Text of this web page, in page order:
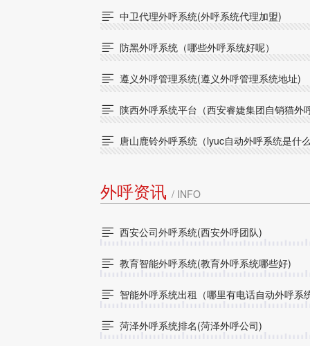
 中卫代理外呼系统(外呼系统代理加盟)
 防黑外呼系统（哪些外呼系统好呢）
 遵义外呼管理系统(遵义外呼管理系统地址)
 陕西外呼系统平台（西安睿婕集团自销猫外
 唐山鹿铃外呼系统（lyuc自动外呼系统是什
外呼资讯 / INFO
 西安公司外呼系统(西安外呼团队)
 教育智能外呼系统(教育外呼系统哪些好)
 智能外呼系统出租（哪里有电话自动外呼系
 菏泽外呼系统排名(菏泽外呼公司)